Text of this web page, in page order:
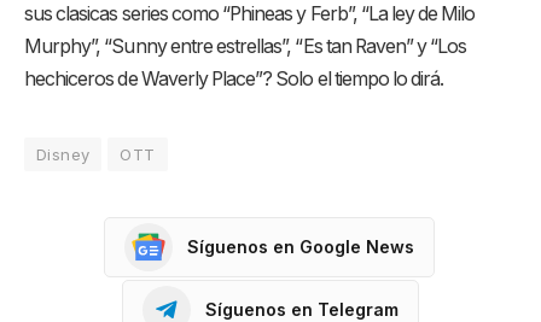
sus clasicas series como “Phineas y Ferb”, “La ley de Milo
Murphy”, “Sunny entre estrellas”, “Es tan Raven” y “Los
hechiceros de Waverly Place”? Solo el tiempo lo dirá.
Disney OTT
Síguenos en Google News
Síguenos en Telegram